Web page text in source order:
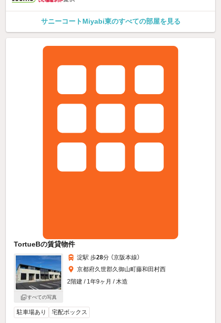
サニーコートMiyabi東のすべての部屋を見る
TortueBの賃貸物件
すべての写真
淀駅 歩28分 （京阪本線）
京都府久世郡久御山町藤和田村西
2階建 / 1年9ヶ月 / 木造
駐車場あり 宅配ボックス